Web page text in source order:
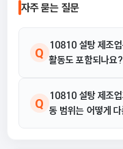
자주 묻는 질문
Q
10810 설탕 제조
활동도 포함되나요?
A 네, 10810 설탕 제조
(시럽)을 제조하는 활
Q
10810 설탕 제조
동 범위는 어떻게